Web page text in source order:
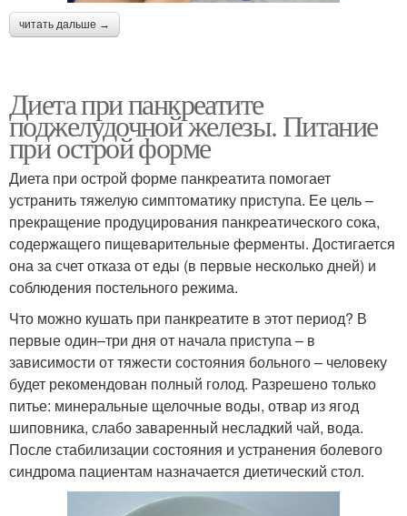
читать дальше →
Диета при панкреатите
поджелудочной железы. Питание
при острой форме
Диета при острой форме панкреатита помогает
устранить тяжелую симптоматику приступа. Ее цель –
прекращение продуцирования панкреатического сока,
содержащего пищеварительные ферменты. Достигается
она за счет отказа от еды (в первые несколько дней) и
соблюдения постельного режима.
Что можно кушать при панкреатите в этот период? В
первые один–три дня от начала приступа – в
зависимости от тяжести состояния больного – человеку
будет рекомендован полный голод. Разрешено только
питье: минеральные щелочные воды, отвар из ягод
шиповника, слабо заваренный несладкий чай, вода.
После стабилизации состояния и устранения болевого
синдрома пациентам назначается диетический стол.